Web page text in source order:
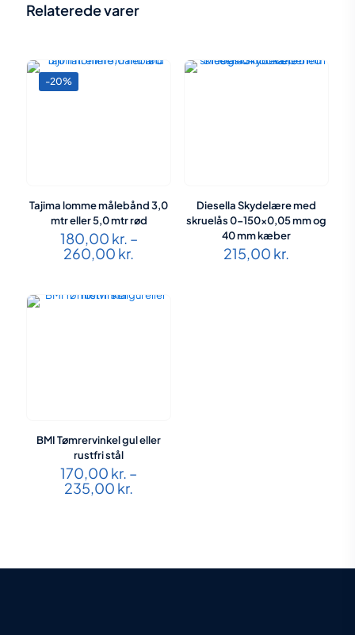
Relaterede varer
-20%
Tajima lomme målebånd 3,0
mtr eller 5,0 mtr rød
180,00 kr. –
260,00 kr.
260,00 kr.
Diesella Skydelære med
skruelås 0-150×0,05 mm og
40 mm kæber
215,00 kr.
BMI Tømrervinkel gul eller
rustfri stål
170,00 kr. –
235,00 kr.